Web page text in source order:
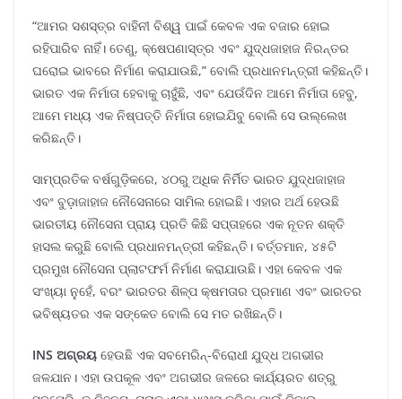
“ଆମର ସଶସ୍ତ୍ର ବାହିନୀ ବିଶ୍ୱ ପାଇଁ କେବଳ ଏକ ବଜାର ହୋଇ
ରହିପାରିବ ନାହିଁ। ତେଣୁ, କ୍ଷେପଣାସ୍ତ୍ର ଏବଂ ଯୁଦ୍ଧଜାହାଜ ନିରନ୍ତର
ଘରୋଇ ଭାବରେ ନିର୍ମାଣ କରାଯାଉଛି,” ବୋଲି ପ୍ରଧାନମନ୍ତ୍ରୀ କହିଛନ୍ତି।
ଭାରତ ଏକ ନିର୍ମାତା ହେବାକୁ ଚାହୁଁଛି, ଏବଂ ଯେଉଁଦିନ ଆମେ ନିର୍ମାତା ହେବୁ,
ଆମେ ମଧ୍ୟ ଏକ ନିଷ୍ପତ୍ତି ନିର୍ମାତା ହୋଇଯିବୁ ବୋଲି ସେ ଉଲ୍ଲେଖ
କରିଛନ୍ତି।
ସାମ୍ପ୍ରତିକ ବର୍ଷଗୁଡ଼ିକରେ, ୪୦ରୁ ଅଧିକ ନିର୍ମିତ ଭାରତ ଯୁଦ୍ଧଜାହାଜ
ଏବଂ ବୁଡ଼ାଜାହାଜ ନୌସେନାରେ ସାମିଲ ହୋଇଛି। ଏହାର ଅର୍ଥ ହେଉଛି
ଭାରତୀୟ ନୌସେନା ପ୍ରାୟ ପ୍ରତି କିଛି ସପ୍ତାହରେ ଏକ ନୂତନ ଶକ୍ତି
ହାସଲ କରୁଛି ବୋଲି ପ୍ରଧାନମନ୍ତ୍ରୀ କହିଛନ୍ତି। ବର୍ତ୍ତମାନ, ୪୫ଟି
ପ୍ରମୁଖ ନୌସେନା ପ୍ଲାଟଫର୍ମ ନିର୍ମାଣ କରାଯାଉଛି। ଏହା କେବଳ ଏକ
ସଂଖ୍ୟା ନୁହେଁ, ବରଂ ଭାରତର ଶିଳ୍ପ କ୍ଷମତାର ପ୍ରମାଣ ଏବଂ ଭାରତର
ଭବିଷ୍ୟତର ଏକ ସଙ୍କେତ ବୋଲି ସେ ମତ ରଖିଛନ୍ତି।
INS ଅଗ୍ରୟ ହେଉଛି ଏକ ସବମେରିନ୍-ବିରୋଧୀ ଯୁଦ୍ଧ ଅଗଭୀର
ଜଳଯାନ। ଏହା ଉପକୂଳ ଏବଂ ଅଗଭୀର ଜଳରେ କାର୍ଯ୍ୟରତ ଶତ୍ରୁ